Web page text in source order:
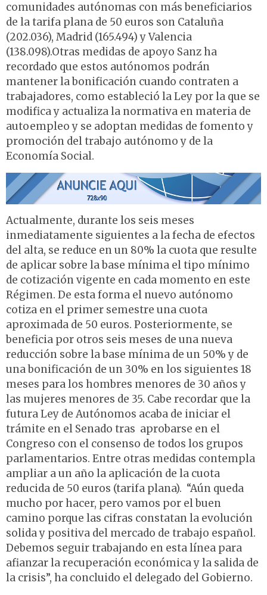
comunidades autónomas con más beneficiarios
de la tarifa plana de 50 euros son Cataluña
(202.036), Madrid (165.494) y Valencia
(138.098).Otras medidas de apoyo Sanz ha
recordado que estos autónomos podrán
mantener la bonificación cuando contraten a
trabajadores, como estableció la Ley por la que se
modifica y actualiza la normativa en materia de
autoempleo y se adoptan medidas de fomento y
promoción del trabajo autónomo y de la
Economía Social.
Actualmente, durante los seis meses
inmediatamente siguientes a la fecha de efectos
del alta, se reduce en un 80% la cuota que resulte
de aplicar sobre la base mínima el tipo mínimo
de cotización vigente en cada momento en este
Régimen. De esta forma el nuevo autónomo
cotiza en el primer semestre una cuota
aproximada de 50 euros. Posteriormente, se
beneficia por otros seis meses de una nueva
reducción sobre la base mínima de un 50% y de
una bonificación de un 30% en los siguientes 18
meses para los hombres menores de 30 años y
las mujeres menores de 35. Cabe recordar que la
futura Ley de Autónomos acaba de iniciar el
trámite en el Senado tras aprobarse en el
Congreso con el consenso de todos los grupos
parlamentarios. Entre otras medidas contempla
ampliar a un año la aplicación de la cuota
reducida de 50 euros (tarifa plana). “Aún queda
mucho por hacer, pero vamos por el buen
camino porque las cifras constatan la evolución
solida y positiva del mercado de trabajo español.
Debemos seguir trabajando en esta línea para
afianzar la recuperación económica y la salida de
la crisis”, ha concluido el delegado del Gobierno.